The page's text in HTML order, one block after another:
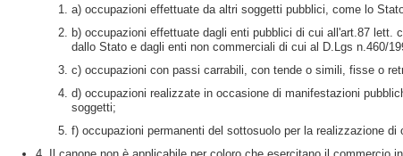
a) occupazioni effettuate da altri soggetti pubblici, come lo
b) occupazioni effettuate dagli enti pubblici di cui all'art.87
dallo Stato e dagli enti non commerciali di cui al D.Lgs n.460/
c) occupazioni con passi carrabili, con tende o simili, fisse o
d) occupazioni realizzate in occasione di manifestazioni
soggetti;
f) occupazioni permanenti del sottosuolo per la realizzazione